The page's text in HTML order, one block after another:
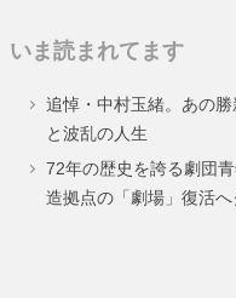
いま読まれてます
追悼・中村玉緒。あの
と波乱の人生
72年の歴史を誇る劇団
造拠点の「劇場」復活